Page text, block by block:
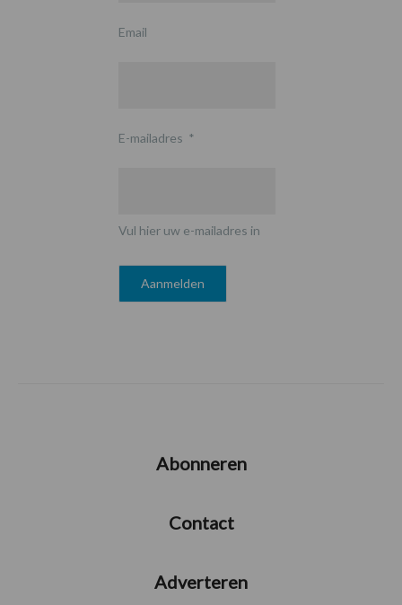
Email
E-mailadres *
Vul hier uw e-mailadres in
Abonneren
Contact
Adverteren